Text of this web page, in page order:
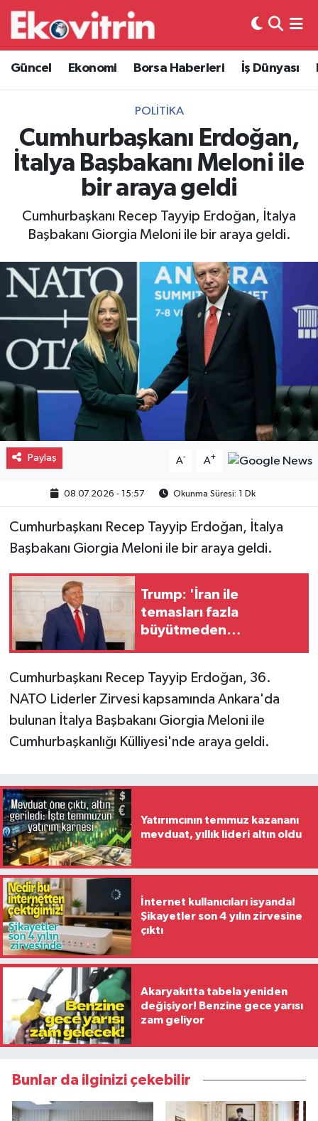
Güncel Ekonomi Borsa Haberleri İş Dünyası
POLITIKA
Cumhurbaşkanı Erdoğan,
İtalya Başbakanı Meloni ile
bir araya geldi
Cumhurbaşkanı Recep Tayyip Erdoğan, İtalya
Başbakanı Giorgia Meloni ile bir araya geldi.
Paylaş A- A+
08.07.2026 - 15:57 Okunma Süresi: 1 Dk
Cumhurbaşkanı Recep Tayyip Erdoğan, İtalya
Başbakanı Giorgia Meloni ile bir araya geldi.
Trump: 'İran ile
temasları fazla
büyütmeden
Cumhurbaşkanı Recep Tayyip Erdoğan, 36.
NATO Liderler Zirvesi kapsamında Ankara'da
bulunan İtalya Başbakanı Giorgia Meloni ile
Cumhurbaşkanlığı Külliyesi'nde araya geldi.
Yatırımcının temmuz kazananı
mevduat, yıllık lideri altın oldu
İnternet kullanıcıları isyanda!
Şikayetler son 4 yılın zirvesine
çıktı
Akaryakıtta tabela yeniden
değişiyor! Benzine gece yarısı
zam geliyor
Bunlar da ilginizi çekebilir
Güncel
Ekonomi
Borsa Haberleri
İş Dünyası
Otovitrin
Asayiş
Magazin
Gayrimenkul
Eğitim
Hava Durumu
Trafik Durumu
Süper Lig Puan Durumu ve Fikstür
Tüm Manşetler
Son Dakika Haberleri
Haber Arşivi